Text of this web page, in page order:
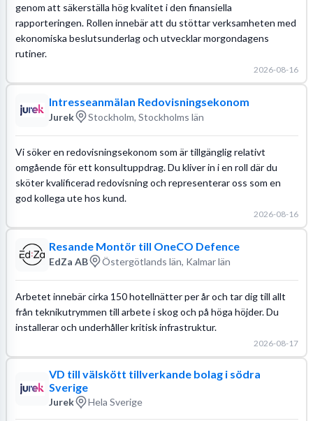
genom att säkerställa hög kvalitet i den finansiella
rapporteringen. Rollen innebär att du stöttar verksamheten med
ekonomiska beslutsunderlag och utvecklar morgondagens
rutiner.
2026-08-16
Intresseanmälan Redovisningsekonom
Jurek Stockholm, Stockholms län
Vi söker en redovisningsekonom som är tillgänglig relativt
omgående för ett konsultuppdrag. Du kliver in i en roll där du
sköter kvalificerad redovisning och representerar oss som en
god kollega ute hos kund.
2026-08-16
Resande Montör till OneCO Defence
EdZa AB Östergötlands län, Kalmar län
Arbetet innebär cirka 150 hotellnätter per år och tar dig till allt
från teknikutrymmen till arbete i skog och på höga höjder. Du
installerar och underhåller kritisk infrastruktur.
2026-08-17
VD till välskött tillverkande bolag i södra
Sverige
Jurek Hela Sverige